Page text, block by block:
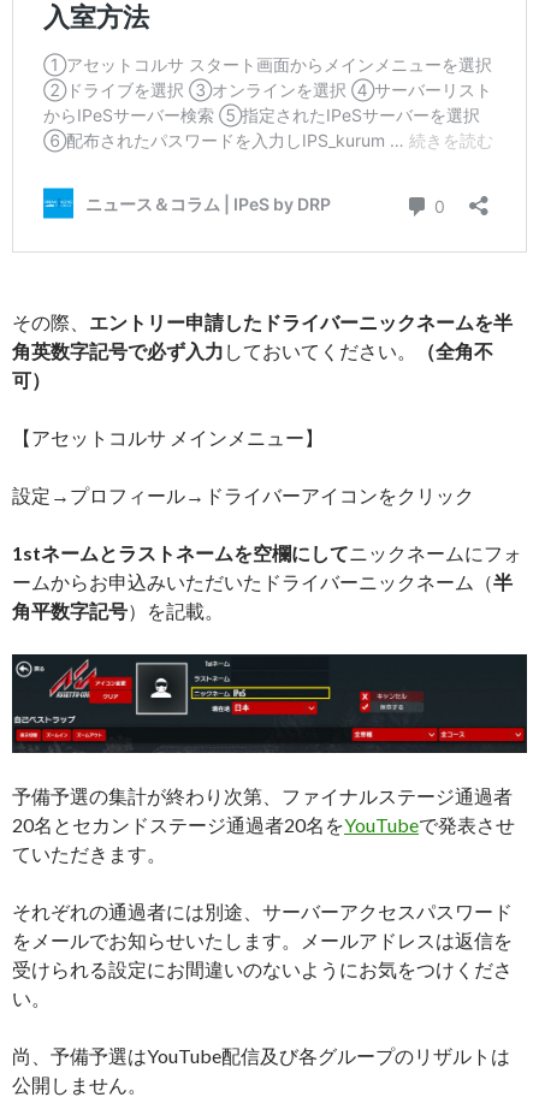
その際、 エントリー申請したドライバーニックネームを半
角英数字記号で必ず入力 しておいてください。
（全角不
可）
【アセットコルサ メインメニュー】
設定→プロフィール→ドライバーアイコンをクリック
1stネームとラストネームを空欄にしてニックネームにフォ
ームからお申込みいただいたドライバーニックネーム（半
角平数字記号）を記載。
予備予選の集計が終わり次第、ファイナルステージ通過者
20名とセカンドステージ通過者20名をYouTubeで発表させ
ていただきます。
それぞれの通過者には別途、サーバーアクセスパスワード
をメールでお知らせいたします。メールアドレスは返信を
受けられる設定にお間違いのないようにお気をつけくださ
い。
尚、予備予選はYouTube配信及び各グループのリザルトは
公開しません。